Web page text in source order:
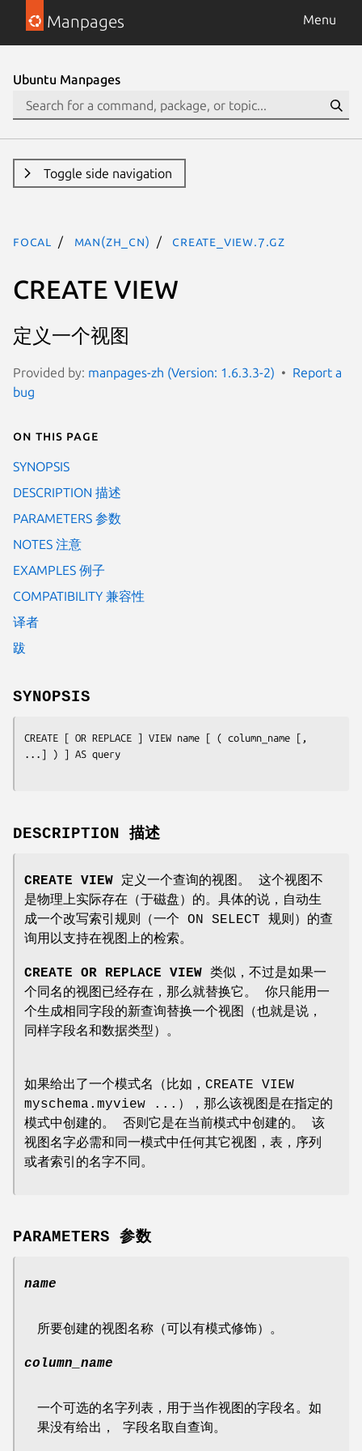
Manpages Menu
Ubuntu Manpages
Toggle side navigation
focal man(zh_CN) create_view.7.gz
CREATE VIEW
定义一个视图
Provided by: manpages-zh (Version: 1.6.3.3-2)
Report a
bug
On this page
SYNOPSIS
DESCRIPTION 描述
PARAMETERS 参数
NOTES 注意
EXAMPLES 例子
COMPATIBILITY 兼容性
译者
跋
SYNOPSIS
CREATE [ OR REPLACE ] VIEW name [ ( column_name [,
...] ) ] AS query
DESCRIPTION 描述
CREATE VIEW 定义一个查询的视图。 这个视图不
是物理上实际存在（于磁盘）的。具体的说，自动生
成一个改写索引规则（一个 ON SELECT 规则）的查
询用以支持在视图上的检索。
CREATE OR REPLACE VIEW 类似，不过是如果一
个同名的视图已经存在，那么就替换它。 你只能用一
个生成相同字段的新查询替换一个视图（也就是说，
同样字段名和数据类型）。
如果给出了一个模式名（比如，CREATE VIEW
myschema.myview ...），那么该视图是在指定的
模式中创建的。 否则它是在当前模式中创建的。 该
视图名字必需和同一模式中任何其它视图，表，序列
或者索引的名字不同。
PARAMETERS 参数
name
所要创建的视图名称（可以有模式修饰）。
column_name
一个可选的名字列表，用于当作视图的字段名。如
果没有给出， 字段名取自查询。